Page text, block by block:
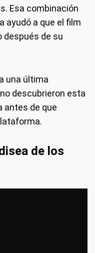
Esa combinación
ayudó a que el film
después de su
una última
descubrieron esta
antes de que
de los